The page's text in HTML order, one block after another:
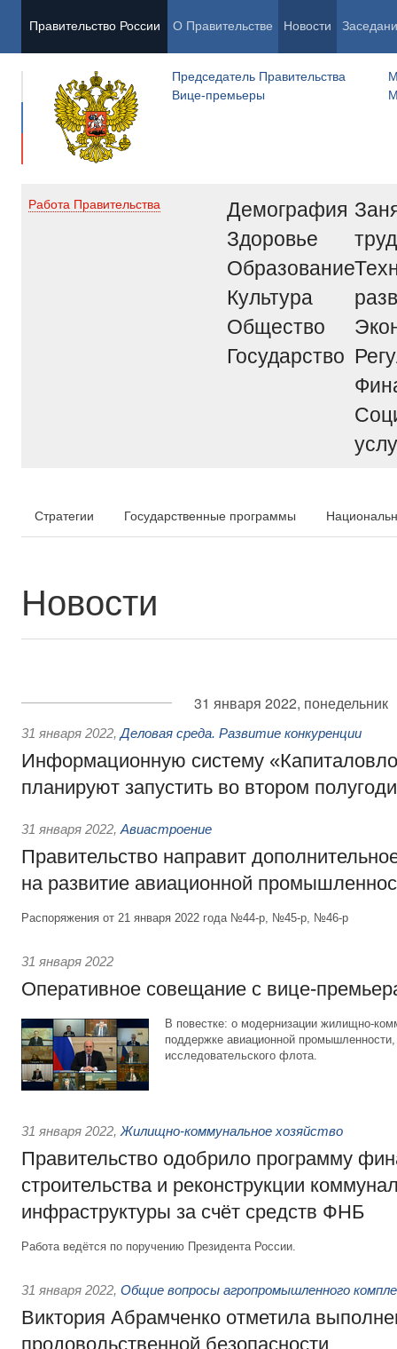
Правительство России О Правительстве Новости
Председатель Правительства
Вице-премьеры
Работа Правительства
Демография
Здоровье
Образование
Культура
Общество
Государство
труд
Стратегии Государственные программы
Новости
31 января 2022, понедельник
31 января 2022, Деловая среда. Развитие конкуренции
Информационную систему
планируют запустить во втором
31 января 2022, Авиастроение
Правительство направит
на развитие авиационной
Распоряжения от 21 января 2022 года №44-р, №45-р, №46-р
31 января 2022
Оперативное совещание с вице-
В повестке: о модернизации жилищно-
поддержке авиационной
исследовательского флота.
31 января 2022, Жилищно-коммунальное хозяйство
Правительство одобрило программу
строительства и реконструкции
инфраструктуры за счёт средств ФНБ
Работа ведётся по поручению Президента России.
31 января 2022, Общие вопросы агропромышленного
Виктория Абрамченко отметила
продовольственной безопасности